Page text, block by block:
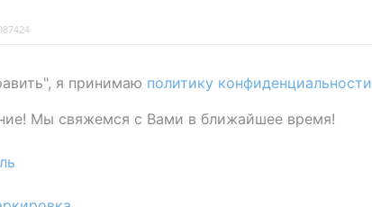
я принимаю политику конфиденциальности
Мы свяжемся с Вами в ближайшее время!